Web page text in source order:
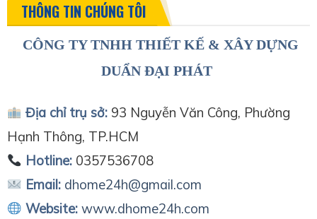
THÔNG TIN CHÚNG TÔI
CÔNG TY TNHH THIẾT KẾ & XÂY DỰNG
DUẨN ĐẠI PHÁT
Địa chỉ trụ sở:93 Nguyễn Văn Công, Phường
Hạnh Thông, TP.HCM
Hotline:0357536708
Email: dhome24h@gmail.com
Website: www.dhome24h.com